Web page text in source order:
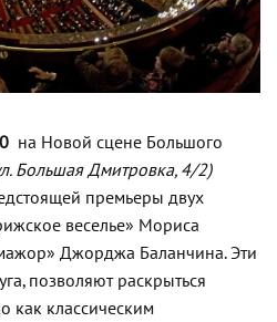
на Новой сцене Большого
л. Большая Дмитровка, 4/2)
премьеры двух
веселье» Мориса
Джорджа Баланчина. Эти
позволяют раскрыться
как классическим